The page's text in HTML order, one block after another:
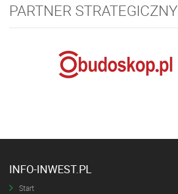
PARTNER STRATEGICZNY
INFO-INWEST.PL
Start